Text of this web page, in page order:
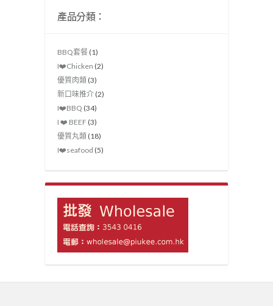
產品分類：
BBQ套餐 (1)
I❤️Chicken (2)
優質肉類 (3)
新口味推介 (2)
I❤️‍BBQ (34)
I ❤️ BEEF (3)
優質丸類 (18)
I❤️seafood (5)